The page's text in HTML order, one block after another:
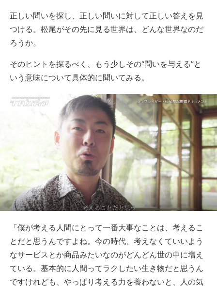
正しい問いを探し、正しい問いに対して正しい答えを見
つける。松尾がその先に見る世界は、どんな世界なのだ
ろうか。
そのヒントを探るべく、もう少しその“問いを与える”と
いう意味について具体的に聞いてみる。
「僕が考える人間にとって一番大事なことは、考えるこ
とだと思うんですよね。今の時代、考えなくていいよう
なサービスとか商品みたいなのがどんどん世の中に増え
ている。基本的に人間ってラクしたい生き物だと思うん
ですけれども、やっぱり考える力を養わないと、人の気